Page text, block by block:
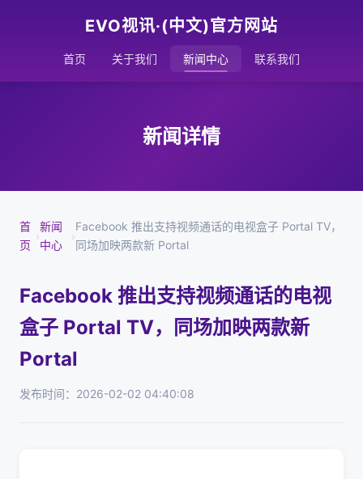
EVO视讯·(中文)官方网站
首页 关于我们 新闻中心 联系我们
新闻详情
首
页
›
新闻
中心
›
Facebook 推出支持视频通话的电视盒子 Portal TV，
同场加映两款新 Portal
Facebook 推出支持视频通话的电视
盒子 Portal TV，同场加映两款新
Portal
发布时间：2026-02-02 04:40:08